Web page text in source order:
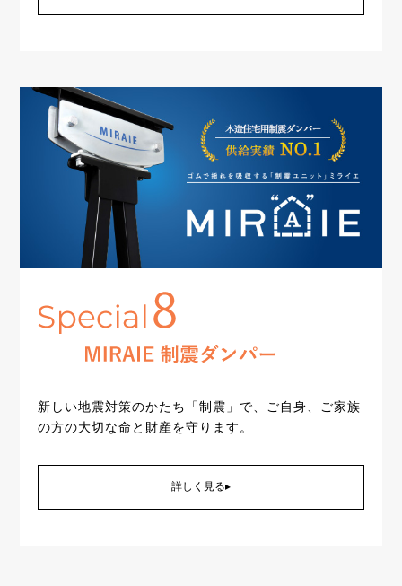
新しい地震対策のかたち「制震」で、ご自身、ご家族
の方の大切な命と財産を守ります。
詳しく見る▸